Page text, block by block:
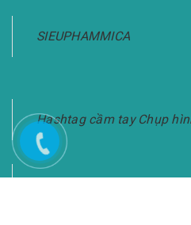
SIEUPHAMMICA
Hashtag cầm tay Chụp